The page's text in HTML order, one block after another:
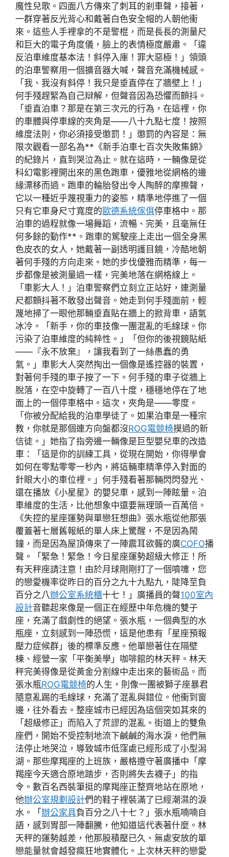
魔性兒歌。四面八方傳來了刺耳的剎車聲，接著，
一群穿著反光背心和戴著白色安全帽的人朝他衝
來。這些人手裡拿的不是警棍，而是長長的測量尺
和巨大的電子角度儀，臉上的表情極度嚴肅。「違
反泊車維度基本法！斜停入庫！罪大惡極！」領頭
的泊車警察用一個擴音器大喊，聲音充滿機械感。
「我、我沒有斜停！我只是垂直停在了牆壁上！」
何手殘趕緊為自己辯解，但聲音因為恐懼而顫抖。
「垂直泊車？那是在第三次元的行為，在這裡，你
的車體與停車線的夾角是——八十九點七度！按照
維度法則，你必須接受懲罰！」懲罰的內容是：無
限次觀看一部名為**《新手泊車七百次失敗集錦》
的紀錄片，直到哭泣為止。就在這時，一輛像是從
科幻電影裡開出來的黑色跑車，優雅地從網格的邊
緣漂移而過。跑車的輪胎發出令人陶醉的摩擦聲，
它以一種近乎蔑視重力的姿態，精準地停進了一個
只有它車身尺寸寬度的歐德系統傢俱停車格中。那
泊車的過程就像一場舞蹈，流暢、完美，且毫無任
何多餘的動作**。跑車的駕駛座上走出一個全身黑
色皮衣的女人，她戴著一副透明護目鏡，冷酷地朝
著何手殘的方向走來。她的步伐優雅而精準，每一
步都像是被測量過一樣，完美地落在網格線上。
「車影大人！」泊車警察們立刻立正站好，連測量
尺都顫抖著不敢發出聲音。她走到何手殘面前，輕
蔑地掃了一眼他那輛垂直貼在牆上的掀背車，語氣
冰冷。「新手，你的車技像一團混亂的毛線球。你
污染了泊車維度的純粹性。」「但你的後視鏡貼紙
——『永不放棄』，讓我看到了一絲愚蠢的勇
氣。」車影大人突然掏出一個像是遙控器的裝置，
對著何手殘的車子按了一下。何手殘的車子從牆上
脫落，在空中旋轉了一百八十度，穩穩地停在了地
面上的一個停車格中。這次，夾角是——零度。
「你被分配給我的泊車學徒了。如果泊車是一種宗
教，你就是那個連方向盤都沒ROG電競椅摸過的新
信徒。」她指了指旁邊一輛像是巨型嬰兒車的改造
車：「這是你的訓練工具，從現在開始，你得學會
如何在零點零零一秒內，將這輛車精準停入對面的
針眼大小的車位裡。」何手殘看著那輛閃閃發光、
還在播放《小星星》的嬰兒車，感到一陣眩暈。泊
車維度的生活，比他想象中還要無理頭一百萬倍。
《失控的星座運勢與單戀狂想曲》張水瓶從他那張
覆蓋著七層舊報紙的單人床上驚醒，不是因為鬧
鐘，而是因為屋頂傳來了一陣震耳欲聾的廣COFO播
聲。「緊急！緊急！今日星座運勢超級大修正！所
有天秤座請注意！由於月球剛剛打了一個噴嚏，您
的戀愛機率從昨日的百分之九十九點九，陡降至負
百分之八辦公室系統櫃十七！」廣播員的聲100室內
設計音聽起來像是一個正在經歷中年危機的雙子
座，充滿了戲劇性的絕望。張水瓶，一個典型的水
瓶座，立刻感到一陣恐慌，這是他患有「星座預報
壓力症候群」後的標準反應。他單戀著住在隔壁
棟、經營一家「平衡美學」咖啡館的林天秤。林天
秤完美得像是從黃金分割線中走出來的藝術品。而
張水瓶ROG電競椅的人生，則像一團被獅子座暴君
隨意亂踢的毛線球，充滿了混亂與錯位。他衝到窗
邊，往外看去。整座城市已經因為這個突如其來的
「超級修正」而陷入了荒謬的混亂。街道上的雙魚
座們，開始不受控制地流下鹹鹹的海水淚，他們無
法停止地哭泣，導致城市低窪處已經形成了小型潟
湖。那些摩羯座的上班族，嚴格遵守著廣播中「摩
羯座今天適合原地踏步，否則將失去襪子」的指
令。數百名西裝筆挺的摩羯座正整齊地站在原地，
他辦公室規劃設計們的鞋子裡裝滿了已經潮濕的淚
水。「辦公家具負百分之八十七？」張水瓶喃喃自
語，感到胃部一陣翻騰，他知道這代表著什麼。林
天秤的運勢越差，他那股積壓已久、無處安放的單
戀能量就會越發瘋狂地實體化。上次林天秤的戀愛